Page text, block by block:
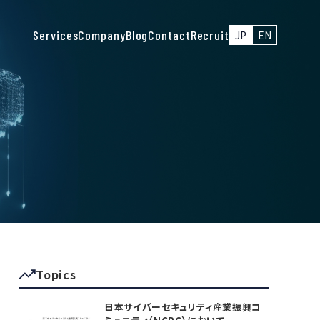
ServicesCompanyBlogContactRecruit JP EN
Topics
日本サイバーセキュリティ産業振興コ